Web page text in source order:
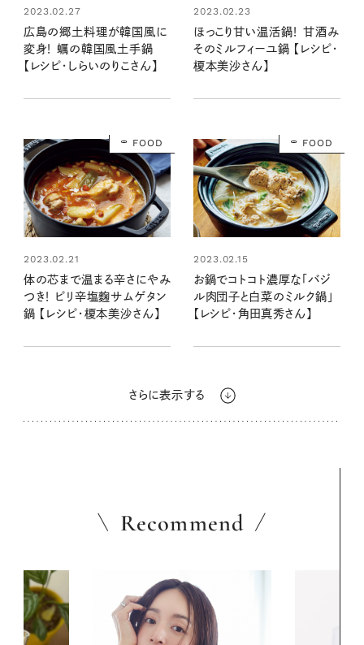
2023.02.27
広島の郷土料理が韓国風に
変身！ 蠣の韓国風土手鍋
【レシピ・しらいのりこさん】
2023.02.23
ほっこり甘い温活鍋！ 甘酒み
そのミルフィーユ鍋 【レシピ・
榎本美沙さん】
FOOD
2023.02.21
体の芯まで温まる辛さにやみ
つき！ ピリ辛塩麴サムゲタン
鍋 【レシピ・榎本美沙さん】
FOOD
2023.02.15
お鍋でコトコト濃厚な「バジ
ル肉団子と白菜のミルク鍋」
【レシピ・角田真秀さん】
さらに表示する
Recommend